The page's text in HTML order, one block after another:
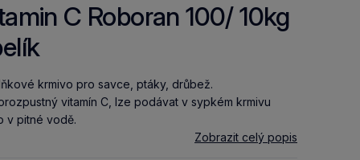
C Roboran 100/ 10kg
krmivo pro savce, ptáky, drůbež.
vitamín C, lze podávat v sypkém krmivu
v pitné vodě.
Zobrazit celý popis